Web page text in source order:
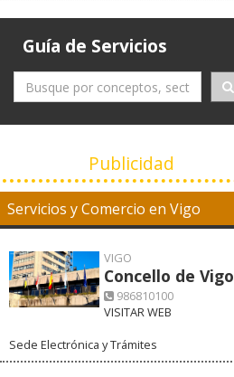
Guía de Servicios
Publicidad
Servicios y Comercio en Vigo
VIGO
Concello de Vigo
986810100
VISITAR WEB
Sede Electrónica y Trámites